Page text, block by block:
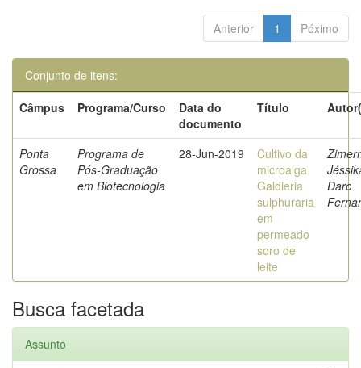
Anterior 1 Póximo
Conjunto de itens:
Câmpus
Programa/Curso
Data do
documento
Título
Ponta
Grossa
Programa de
Pós-Graduação
em Biotecnologia
28-Jun-2019
Cultivo da
microalga
Galdieria
sulphuraria
em
permeado
soro de
leite
Darc
Busca facetada
Assunto